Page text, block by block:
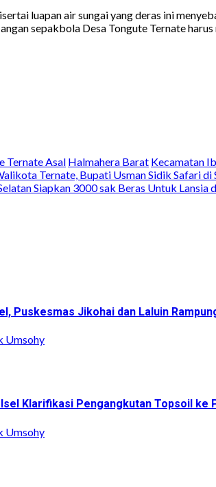
luapan air sungai yang deras ini
sepakbola Desa Tongute Ternate
Ternate Asal Halmahera Barat Kecamatan
Ternate, Bupati Usman Sidik Safari di
Siapkan 3000 sak Beras Untuk Lansia
Puskesmas Jikohai dan Laluin
Umsohy
Klarifikasi Pengangkutan Topsoil ke
Umsohy